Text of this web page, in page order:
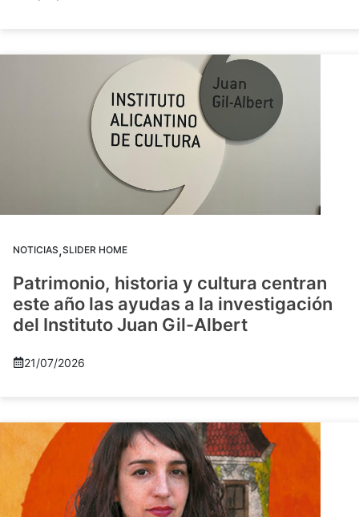
NOTICIAS,SLIDER HOME
Patrimonio, historia y cultura centran
este año las ayudas a la investigación
del Instituto Juan Gil-Albert
21/07/2026